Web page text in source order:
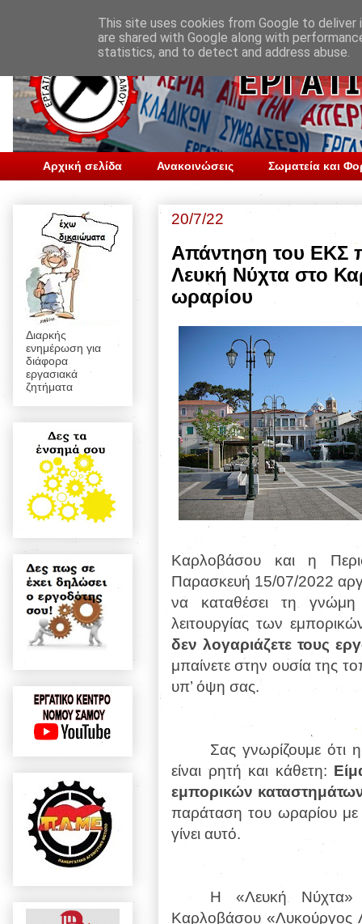
Αρχική σελίδα Ανακοινώσεις Σωματεία και
20/7/22
Απάντηση του ΕΚΣ
Λευκή Νύχτα στο
ωραρίου
Καρλοβάσου και η
Παρασκευή 15/07/2022
να καταθέσει τη
λειτουργίας των
δεν λογαριάζετε τους
μπαίνετε στην ουσία της
υπ’ όψη σας.
Σας γνωρίζουμε
είναι ρητή και κάθετη:
εμπορικών
παράταση του ωραρίου με
γίνει αυτό.
Η «Λευκή Νύχτα»
Καρλοβάσου «Λυκούργος
Διαρκής
ενημέρωση για
διάφορα
εργασιακά
ζητήματα
This site uses cookies from Google to
are shared with Google along with
statistics, and to detect and address abuse.